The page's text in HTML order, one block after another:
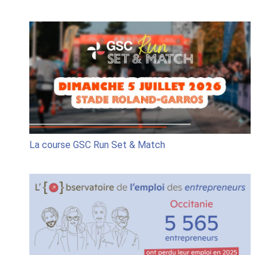
jeu
« GSC
Run
Set
&
Match
La course GSC Run Set & Match